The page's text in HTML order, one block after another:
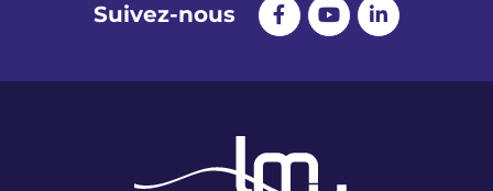
Suivez-nous